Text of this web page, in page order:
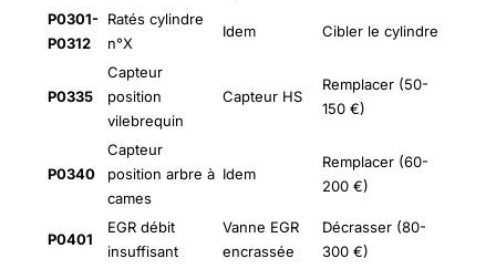
P0301-
P0312
Ratés cylindre
n°X
Idem Cibler le cylindre
P0335
Capteur
position
vilebrequin
Capteur HS
Remplacer (50-
150 €)
P0340
Capteur
position arbre à
cames
Idem
Remplacer (60-
200 €)
P0401
EGR débit
insuffisant
Vanne EGR
encrassée
Décrasser (80-
300 €)